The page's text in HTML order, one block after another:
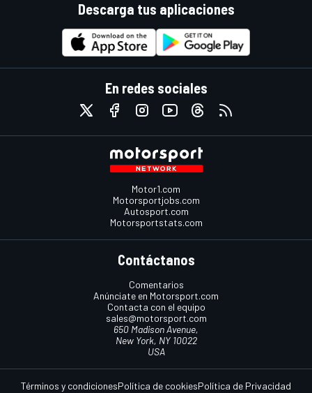
Descarga tus aplicaciones
En redes sociales
Motor1.com
Motorsportjobs.com
Autosport.com
Motorsportstats.com
Contáctanos
Comentarios
Anúnciate en Motorsport.com
Contacta con el equipo
sales@motorsport.com
650 Madison Avenue,
New York, NY 10022
USA
Términos y condicionesPolítica de cookiesPolítica de Privacidad